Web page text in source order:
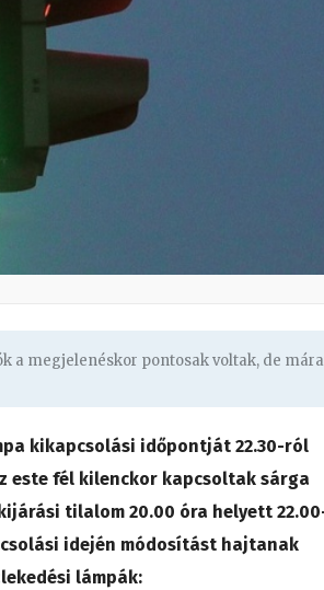
a megjelenéskor pontosak voltak, de mára
kikapcsolási időpontját 22.30-ról
este fél kilenckor kapcsoltak sárga
tilalom 20.00 óra helyett
idején módosítást hajtanak
lámpák: